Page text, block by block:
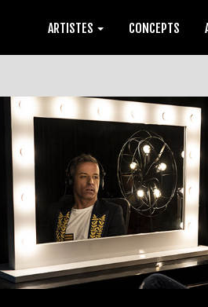
ARTISTES CONCEPTS